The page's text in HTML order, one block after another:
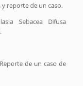
reporte de un caso.
Sebacea Difusa
de un caso de